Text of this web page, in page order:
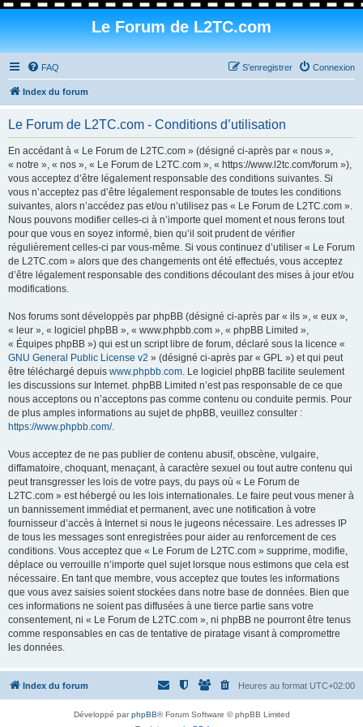
Le Forum de L2TC.com
FAQ Connexion
S’enregistrer
Index du forum
Le Forum de L2TC.com - Conditions d’utilisation
En accédant à « Le Forum de L2TC.com » (désigné ci-après par « nous »,
« notre », « nos », « Le Forum de L2TC.com », « https://www.l2tc.com/forum »),
vous acceptez d’être légalement responsable des conditions suivantes. Si
vous n’acceptez pas d’être légalement responsable de toutes les conditions
suivantes, alors n’accédez pas et/ou n’utilisez pas « Le Forum de L2TC.com ».
Nous pouvons modifier celles-ci à n’importe quel moment et nous ferons tout
pour que vous en soyez informé, bien qu’il soit prudent de vérifier
régulièrement celles-ci par vous-même. Si vous continuez d’utiliser « Le Forum
de L2TC.com » alors que des changements ont été effectués, vous acceptez
d’être légalement responsable des conditions découlant des mises à jour et/ou
modifications.
Nos forums sont développés par phpBB (désigné ci-après par « ils », « eux »,
« leur », « logiciel phpBB », « www.phpbb.com », « phpBB Limited »,
« Équipes phpBB ») qui est un script libre de forum, déclaré sous la licence «
GNU General Public License v2 » (désigné ci-après par « GPL ») et qui peut
être téléchargé depuis www.phpbb.com. Le logiciel phpBB facilite seulement
les discussions sur Internet. phpBB Limited n’est pas responsable de ce que
nous acceptons ou n’acceptons pas comme contenu ou conduite permis. Pour
de plus amples informations au sujet de phpBB, veuillez consulter :
https://www.phpbb.com/.
Vous acceptez de ne pas publier de contenu abusif, obscène, vulgaire,
diffamatoire, choquant, menaçant, à caractère sexuel ou tout autre contenu qui
peut transgresser les lois de votre pays, du pays où « Le Forum de
L2TC.com » est hébergé ou les lois internationales. Le faire peut vous mener à
un bannissement immédiat et permanent, avec une notification à votre
fournisseur d’accès à Internet si nous le jugeons nécessaire. Les adresses IP
de tous les messages sont enregistrées pour aider au renforcement de ces
conditions. Vous acceptez que « Le Forum de L2TC.com » supprime, modifie,
déplace ou verrouille n’importe quel sujet lorsque nous estimons que cela est
nécessaire. En tant que membre, vous acceptez que toutes les informations
que vous avez saisies soient stockées dans notre base de données. Bien que
ces informations ne soient pas diffusées à une tierce partie sans votre
consentement, ni « Le Forum de L2TC.com », ni phpBB ne pourront être tenus
comme responsables en cas de tentative de piratage visant à compromettre
les données.
Index du forum Heures au format UTC+02:00
Développé parphpBB® Forum Software © phpBB Limited